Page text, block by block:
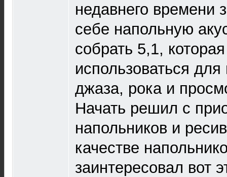
недавнего времени
себе напольную
собрать 5,1,
использоваться
джаза, рока и
Начать решил с
напольников и
качестве
заинтересовал вот